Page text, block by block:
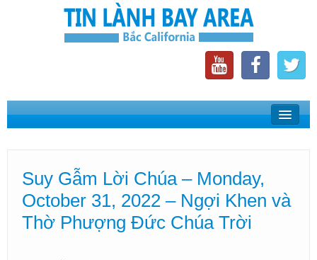
Home
Phát Thanh Tin Lành Bay Area
Các Hội Thánh Bắc California
Suy Gẫm Lời Chúa – Monday,
October 31, 2022 – Ngợi Khen và
Thờ Phượng Đức Chúa Trời